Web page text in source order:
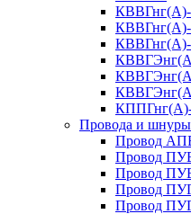
КВВГнг(А)-
Провода и шнуры
Провод
Провод
Провод
Провод
Провод